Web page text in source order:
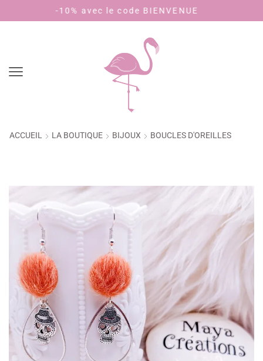
avec le code BIENVENUE
ACCUEIL LA BOUTIQUE BIJOUX BOUCLES D'OREILLES